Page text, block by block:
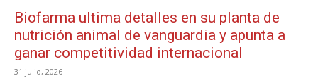
Biofarma ultima detalles en su planta de
nutrición animal de vanguardia y apunta a
ganar competitividad internacional
31 julio, 2026